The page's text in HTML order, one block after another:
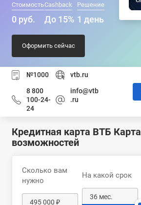
Стоимость
0 руб.
Cashback
До 15%
Решение
1 день
Оформить сейчас
№1000 vtb.ru
8 800
100-24-
24
info@vtb
.ru
Кредитная карта ВТБ Карта
возможностей
Сколько вам
нужно
На какой срок